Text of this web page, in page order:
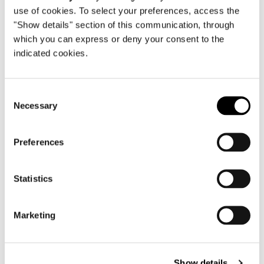
use of cookies. To select your preferences, access the
"Show details" section of this communication, through
which you can express or deny your consent to the
indicated cookies.
Selection
Necessary
Preferences
Statistics
Marketing
View More Residential